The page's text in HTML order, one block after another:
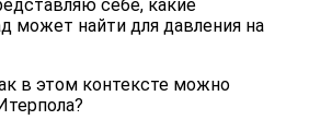
себе, какие
может найти для давления на
в этом контексте можно